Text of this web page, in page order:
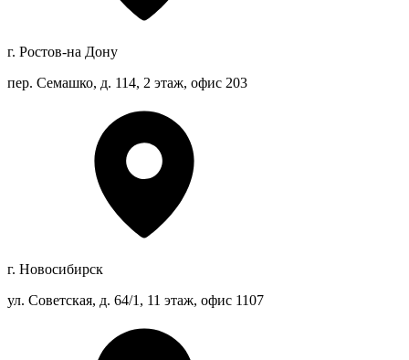
г. Ростов-на Дону
пер. Семашко, д. 114, 2 этаж, офис 203
г. Новосибирск
ул. Советская, д. 64/1, 11 этаж, офис 1107